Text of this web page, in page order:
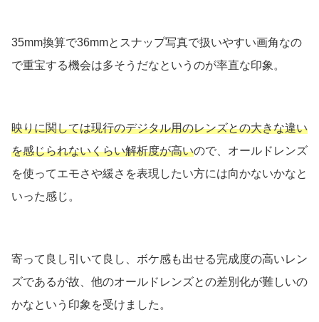
35mm換算で36mmとスナップ写真で扱いやすい画角なの
で重宝する機会は多そうだなというのが率直な印象。
映りに関しては現行のデジタル用のレンズとの大きな違い
を感じられないくらい解析度が高いので、オールドレンズ
を使ってエモさや緩さを表現したい方には向かないかなと
いった感じ。
寄って良し引いて良し、ボケ感も出せる完成度の高いレン
ズであるが故、他のオールドレンズとの差別化が難しいの
かなという印象を受けました。